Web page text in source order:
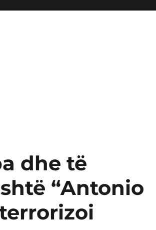
dhe të
“Antonio